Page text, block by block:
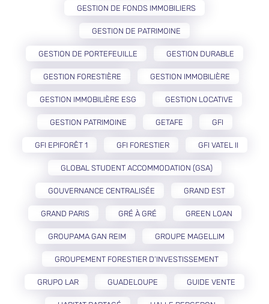
GESTION DE FONDS IMMOBILIERS
GESTION DE PATRIMOINE
GESTION DE PORTEFEUILLE GESTION DURABLE
GESTION FORESTIÈRE GESTION IMMOBILIÈRE
GESTION IMMOBILIÈRE ESG GESTION LOCATIVE
GESTION PATRIMOINE GETAFE GFI
GFI EPIFORÊT 1 GFI FORESTIER GFI VATEL II
GLOBAL STUDENT ACCOMMODATION (GSA)
GOUVERNANCE CENTRALISÉE GRAND EST
GRAND PARIS GRÉ À GRÉ GREEN LOAN
GROUPAMA GAN REIM GROUPE MAGELLIM
GROUPEMENT FORESTIER D’INVESTISSEMENT
GRUPO LAR GUADELOUPE GUIDE VENTE